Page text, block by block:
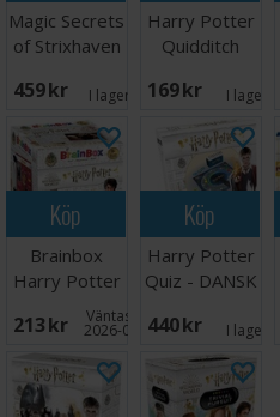
Magic Secrets
of Strixhaven
459 SEK I lager: 10
Harry Potter
Quidditch
PS5
169 SEK I lager:
Köp
Brainbox
Harry Potter
- DANSK
213 SEK Väntas in:
2026-08-15
Köp
Harry Potter
Quiz - DANSK
440 SEK I lager: